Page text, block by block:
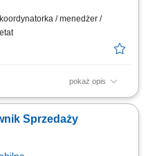
/ menedżer /
pokaż opis
usługowych na
kontrolerów i kadry
partnerskich relacji z